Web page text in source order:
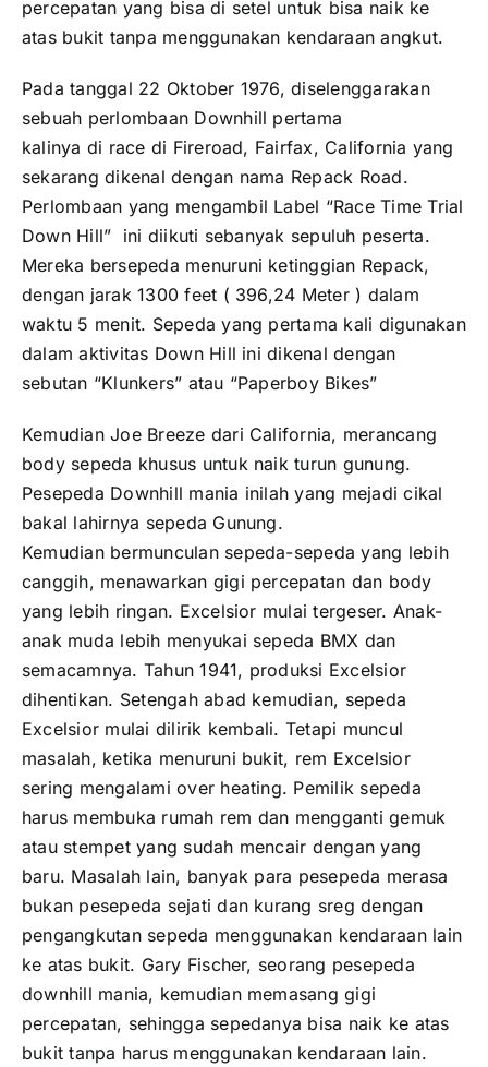
percepatan yang bisa di setel untuk bisa naik ke
atas bukit tanpa menggunakan kendaraan angkut.
Pada tanggal 22 Oktober 1976, diselenggarakan
sebuah perlombaan Downhill pertama
kalinya di race di Fireroad, Fairfax, California yang
sekarang dikenal dengan nama Repack Road.
Perlombaan yang mengambil Label “Race Time Trial
Down Hill” ini diikuti sebanyak sepuluh peserta.
Mereka bersepeda menuruni ketinggian Repack,
dengan jarak 1300 feet ( 396,24 Meter ) dalam
waktu 5 menit. Sepeda yang pertama kali digunakan
dalam aktivitas Down Hill ini dikenal dengan
sebutan “Klunkers” atau “Paperboy Bikes”
Kemudian Joe Breeze dari California, merancang
body sepeda khusus untuk naik turun gunung.
Pesepeda Downhill mania inilah yang mejadi cikal
bakal lahirnya sepeda Gunung.
Kemudian bermunculan sepeda-sepeda yang lebih
canggih, menawarkan gigi percepatan dan body
yang lebih ringan. Excelsior mulai tergeser. Anak-
anak muda lebih menyukai sepeda BMX dan
semacamnya. Tahun 1941, produksi Excelsior
dihentikan. Setengah abad kemudian, sepeda
Excelsior mulai dilirik kembali. Tetapi muncul
masalah, ketika menuruni bukit, rem Excelsior
sering mengalami over heating. Pemilik sepeda
harus membuka rumah rem dan mengganti gemuk
atau stempet yang sudah mencair dengan yang
baru. Masalah lain, banyak para pesepeda merasa
bukan pesepeda sejati dan kurang sreg dengan
pengangkutan sepeda menggunakan kendaraan lain
ke atas bukit. Gary Fischer, seorang pesepeda
downhill mania, kemudian memasang gigi
percepatan, sehingga sepedanya bisa naik ke atas
bukit tanpa harus menggunakan kendaraan lain.